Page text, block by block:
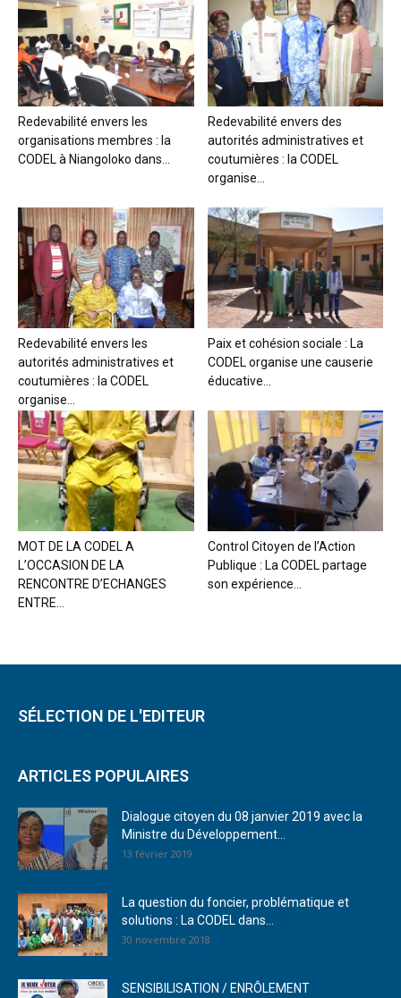
Redevabilité envers les
organisations membres : la
CODEL à Niangoloko dans...
Redevabilité envers des
autorités administratives et
coutumières : la CODEL
organise...
Redevabilité envers les
autorités administratives et
coutumières : la CODEL
organise...
Paix et cohésion sociale : La
CODEL organise une causerie
éducative...
MOT DE LA CODEL A
L’OCCASION DE LA
RENCONTRE D’ECHANGES
ENTRE...
Control Citoyen de l’Action
Publique : La CODEL partage
son expérience...
SÉLECTION DE L'EDITEUR
ARTICLES POPULAIRES
Dialogue citoyen du 08 janvier 2019 avec la
Ministre du Développement...
13 février 2019
La question du foncier, problématique et
solutions : La CODEL dans...
30 novembre 2018
SENSIBILISATION / ENRÔLEMENT